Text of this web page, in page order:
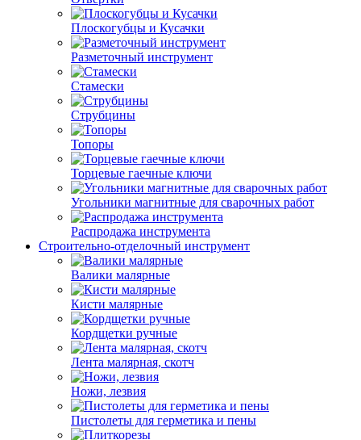
Плоскогубцы и Кусачки
Разметочный инструмент
Стамески
Струбцины
Топоры
Торцевые гаечные ключи
Угольники магнитные для сварочных работ
Распродажа инструмента
Строительно-отделочный инструмент
Валики малярные
Кисти малярные
Кордщетки ручные
Лента малярная, скотч
Ножи, лезвия
Пистолеты для герметика и пены